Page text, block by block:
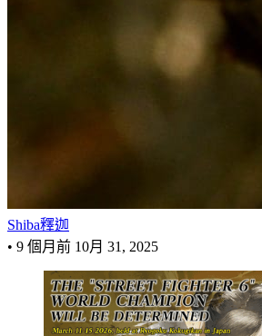
Shiba釋迦
• 9 個月前 10月 31, 2025